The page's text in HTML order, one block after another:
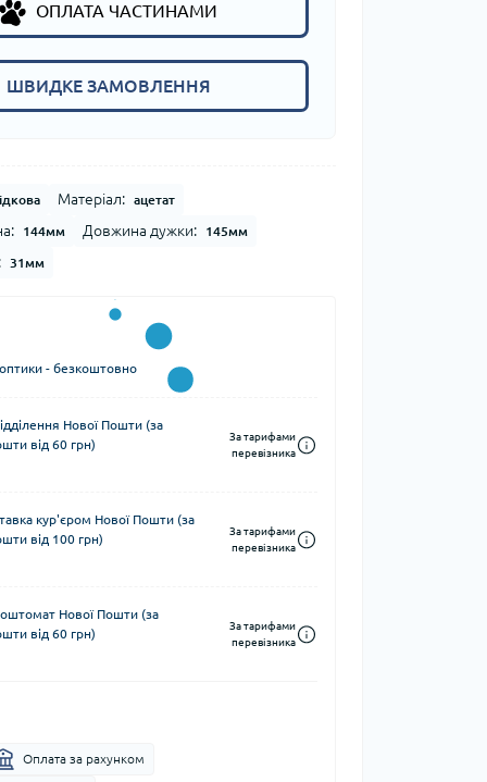
ОПЛАТА ЧАСТИНАМИ
ШВИДКЕ ЗАМОВЛЕННЯ
Матеріал: ацетат
144мм Довжина дужки: 145мм
31мм
- безкоштовно
Нової Пошти (за
від 60 грн)
За тарифами
перевізника
кур'єром Нової Пошти (за
від 100 грн)
За тарифами
перевізника
Нової Пошти (за
від 60 грн)
За тарифами
перевізника
Оплата за рахунком